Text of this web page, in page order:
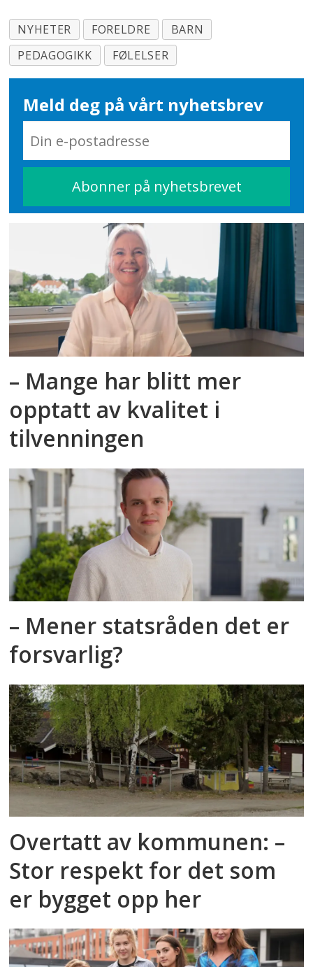
NYHETER FORELDRE
BARN
PEDAGOGIKK
FØLELSER
Meld deg på vårt nyhetsbrev
– Mange har blitt mer
opptatt av kvalitet i
tilvenningen
– Mener statsråden det er
forsvarlig?
Overtatt av kommunen: –
Stor respekt for det som
er bygget opp her